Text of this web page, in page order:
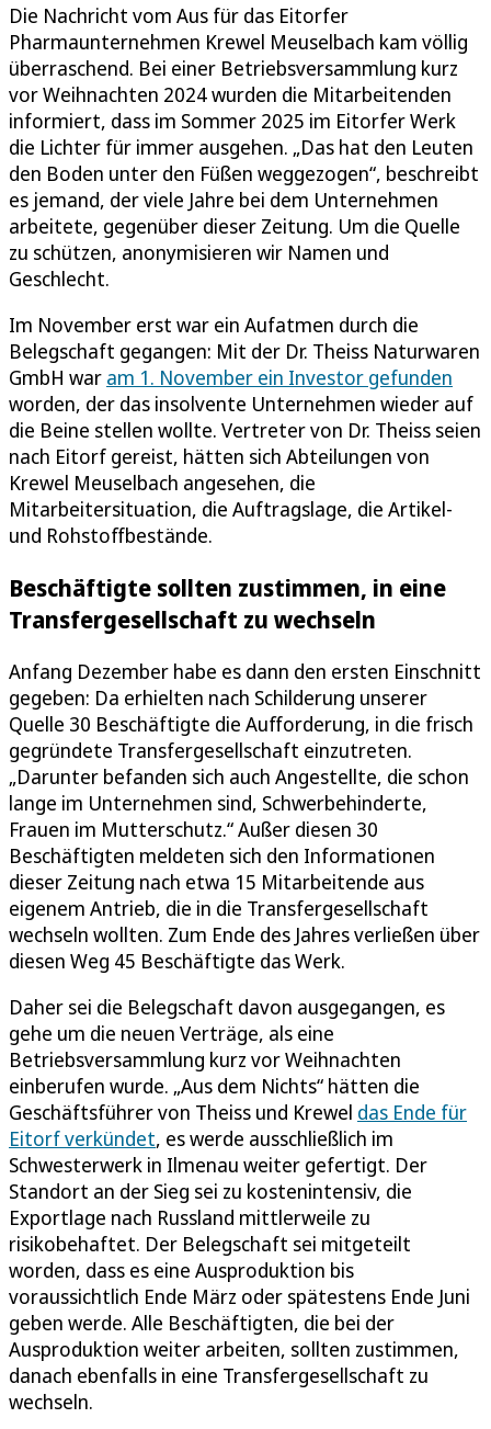
Die Nachricht vom Aus für das Eitorfer
Pharmaunternehmen Krewel Meuselbach kam völlig
überraschend. Bei einer Betriebsversammlung kurz
vor Weihnachten 2024 wurden die Mitarbeitenden
informiert, dass im Sommer 2025 im Eitorfer Werk
die Lichter für immer ausgehen. „Das hat den Leuten
den Boden unter den Füßen weggezogen“, beschreibt
es jemand, der viele Jahre bei dem Unternehmen
arbeitete, gegenüber dieser Zeitung. Um die Quelle
zu schützen, anonymisieren wir Namen und
Geschlecht.
Im November erst war ein Aufatmen durch die
Belegschaft gegangen: Mit der Dr. Theiss Naturwaren
GmbH war am 1. November ein Investor gefunden
worden, der das insolvente Unternehmen wieder auf
die Beine stellen wollte. Vertreter von Dr. Theiss seien
nach Eitorf gereist, hätten sich Abteilungen von
Krewel Meuselbach angesehen, die
Mitarbeitersituation, die Auftragslage, die Artikel-
und Rohstoffbestände.
Beschäftigte sollten zustimmen, in eine
Transfergesellschaft zu wechseln
Anfang Dezember habe es dann den ersten Einschnitt
gegeben: Da erhielten nach Schilderung unserer
Quelle 30 Beschäftigte die Aufforderung, in die frisch
gegründete Transfergesellschaft einzutreten.
„Darunter befanden sich auch Angestellte, die schon
lange im Unternehmen sind, Schwerbehinderte,
Frauen im Mutterschutz.“ Außer diesen 30
Beschäftigten meldeten sich den Informationen
dieser Zeitung nach etwa 15 Mitarbeitende aus
eigenem Antrieb, die in die Transfergesellschaft
wechseln wollten. Zum Ende des Jahres verließen über
diesen Weg 45 Beschäftigte das Werk.
Daher sei die Belegschaft davon ausgegangen, es
gehe um die neuen Verträge, als eine
Betriebsversammlung kurz vor Weihnachten
einberufen wurde. „Aus dem Nichts“ hätten die
Geschäftsführer von Theiss und Krewel das Ende für
Eitorf verkündet, es werde ausschließlich im
Schwesterwerk in Ilmenau weiter gefertigt. Der
Standort an der Sieg sei zu kostenintensiv, die
Exportlage nach Russland mittlerweile zu
risikobehaftet. Der Belegschaft sei mitgeteilt
worden, dass es eine Ausproduktion bis
voraussichtlich Ende März oder spätestens Ende Juni
geben werde. Alle Beschäftigten, die bei der
Ausproduktion weiter arbeiten, sollten zustimmen,
danach ebenfalls in eine Transfergesellschaft zu
wechseln.